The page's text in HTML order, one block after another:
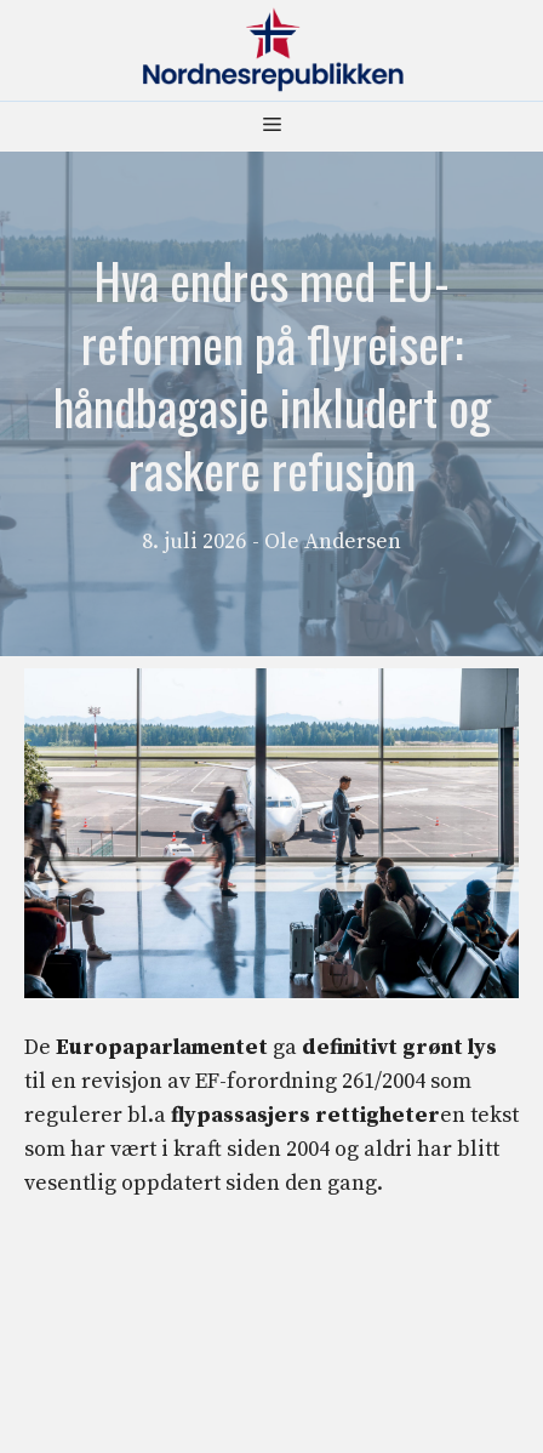
Meny
Hva endres med EU-
reformen på flyreiser:
håndbagasje inkludert og
raskere refusjon
8. juli 2026 - Ole Andersen
De Europaparlamentet ga definitivt grønt lys
til en revisjon av EF-forordning 261/2004 som
regulerer bl.aflypassasjers rettigheteren tekst
som har vært i kraft siden 2004 og aldri har blitt
vesentlig oppdatert siden den gang.